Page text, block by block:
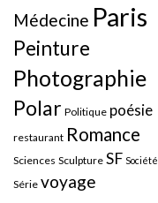
Médecine Paris
Peinture
Photographie
Polar Politique poésie
restaurant Romance
Sciences Sculpture SF Société
Série voyage